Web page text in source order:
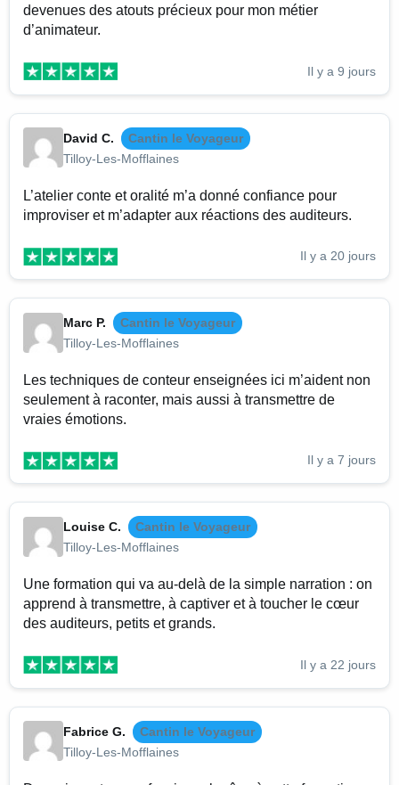
devenues des atouts précieux pour mon métier
d’animateur.
Il y a 9 jours
David C.
Cantin le Voyageur
Tilloy-Les-Mofflaines
L’atelier conte et oralité m’a donné confiance pour
improviser et m’adapter aux réactions des auditeurs.
Il y a 20 jours
Marc P.
Cantin le Voyageur
Tilloy-Les-Mofflaines
Les techniques de conteur enseignées ici m’aident non
seulement à raconter, mais aussi à transmettre de
vraies émotions.
Il y a 7 jours
Louise C.
Cantin le Voyageur
Tilloy-Les-Mofflaines
Une formation qui va au-delà de la simple narration : on
apprend à transmettre, à captiver et à toucher le cœur
des auditeurs, petits et grands.
Il y a 22 jours
Fabrice G.
Cantin le Voyageur
Tilloy-Les-Mofflaines